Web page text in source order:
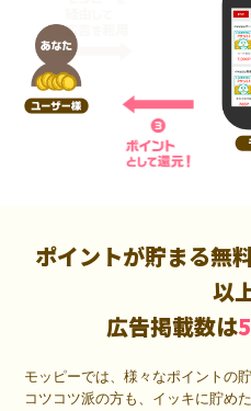
ポイントが貯まる無
以
広告掲載数は
モッピーでは、様々なポイントの
コツコツ派の方も、イッキに貯め